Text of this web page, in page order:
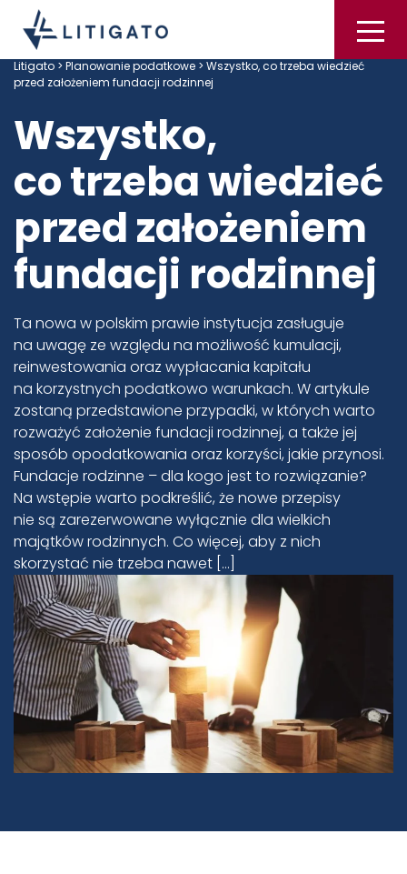
Litigato > Planowanie podatkowe > Wszystko, co trzeba wiedzieć
przed założeniem fundacji rodzinnej
Wszystko,
co trzeba wiedzieć
przed założeniem
fundacji rodzinnej
Ta nowa w polskim prawie instytucja zasługuje
na uwagę ze względu na możliwość kumulacji,
reinwestowania oraz wypłacania kapitału
na korzystnych podatkowo warunkach. W artykule
zostaną przedstawione przypadki, w których warto
rozważyć założenie fundacji rodzinnej, a także jej
sposób opodatkowania oraz korzyści, jakie przynosi.
Fundacje rodzinne – dla kogo jest to rozwiązanie?
Na wstępie warto podkreślić, że nowe przepisy
nie są zarezerwowane wyłącznie dla wielkich
majątków rodzinnych. Co więcej, aby z nich
skorzystać nie trzeba nawet […]